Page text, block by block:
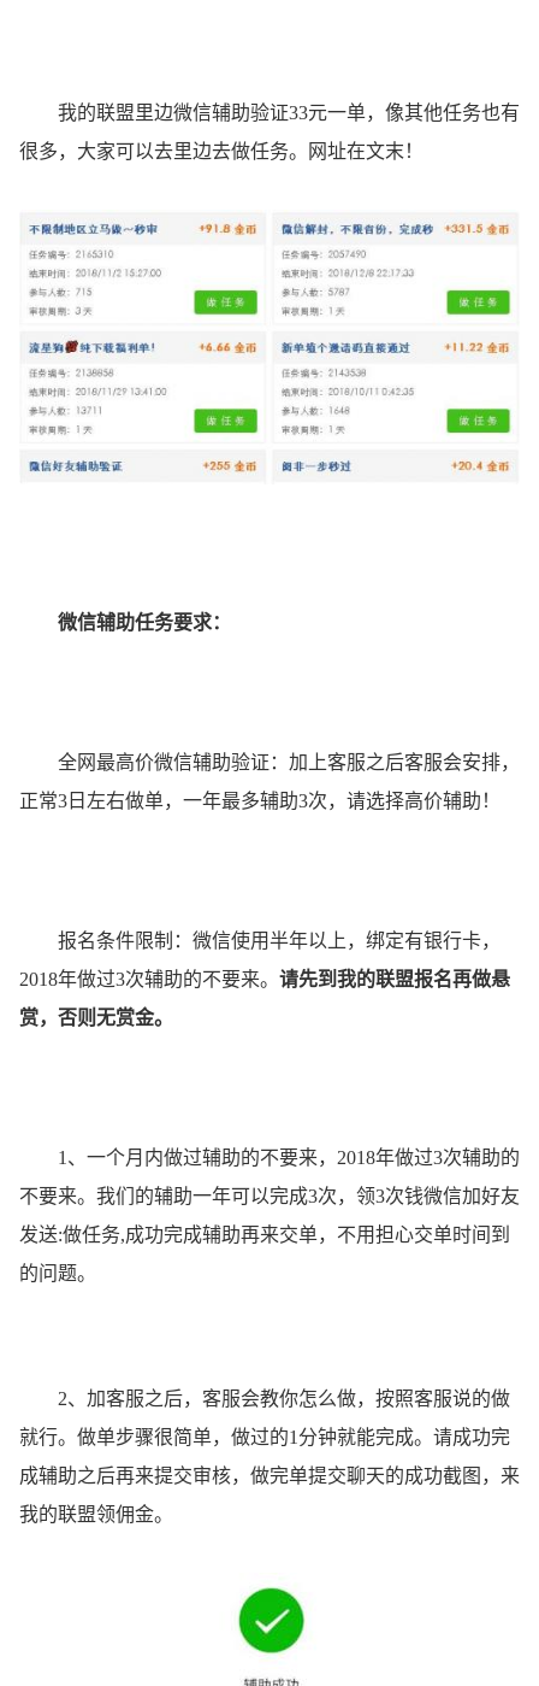
我的联盟里边微信辅助验证33元一单，像其他任务也有
很多，大家可以去里边去做任务。网址在文末！
微信辅助任务要求：
全网最高价微信辅助验证：加上客服之后客服会安排，
正常3日左右做单，一年最多辅助3次，请选择高价辅助！
报名条件限制：微信使用半年以上，绑定有银行卡，
2018年做过3次辅助的不要来。 请先到我的联盟报名再做悬
赏，否则无赏金。
1、一个月内做过辅助的不要来，2018年做过3次辅助的
不要来。我们的辅助一年可以完成3次，领3次钱微信加好友
发送:做任务,成功完成辅助再来交单，不用担心交单时间到
的问题。
2、加客服之后，客服会教你怎么做，按照客服说的做
就行。做单步骤很简单，做过的1分钟就能完成。请成功完
成辅助之后再来提交审核，做完单提交聊天的成功截图，来
我的联盟领佣金。